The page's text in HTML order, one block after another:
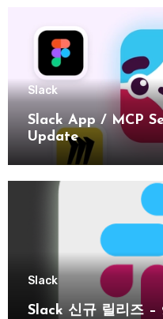
Slack
Slack App / MCP
Update
Slack
Slack 신규 릴리즈 –